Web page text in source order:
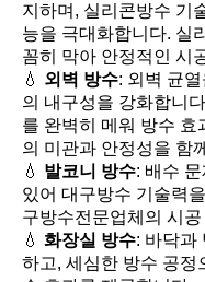
지하며, 실리콘방수 기
능을 극대화합니다. 실
꼼히 막아 안정적인 시
💧 외벽 방수: 외벽 균
의 내구성을 강화합니
를 완벽히 메워 방수 효
의 미관과 안정성을 함
💧 발코니 방수: 배수
있어 대구방수 기술력
구방수전문업체의 시
💧 화장실 방수: 바닥과
하고, 세심한 방수 공정